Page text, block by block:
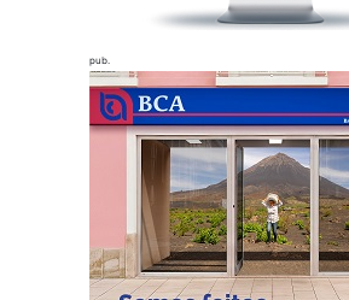
pub.